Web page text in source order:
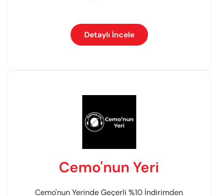
Detaylı İncele
Cemo'nun Yeri
Cemo'nun Yerinde Geçerli %10 İndirimden